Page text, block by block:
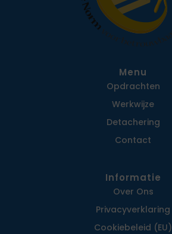
Menu
Opdrachten
Werkwijze
Detachering
Contact
Informatie
Over Ons
Privacy­verklaring
Cookiebeleid (EU)